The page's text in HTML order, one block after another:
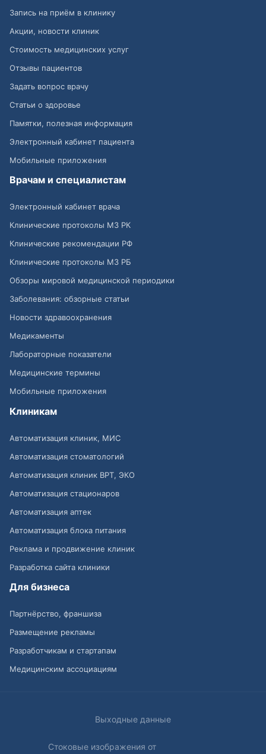
Запись на приём в клинику
Акции, новости клиник
Стоимость медицинских услуг
Отзывы пациентов
Задать вопрос врачу
Статьи о здоровье
Памятки, полезная информация
Электронный кабинет пациента
Мобильные приложения
Врачам и специалистам
Электронный кабинет врача
Клинические протоколы МЗ РК
Клинические рекомендации РФ
Клинические протоколы МЗ РБ
Обзоры мировой медицинской периодики
Заболевания: обзорные статьи
Новости здравоохранения
Медикаменты
Лабораторные показатели
Медицинские термины
Мобильные приложения
Клиникам
Автоматизация клиник, МИС
Автоматизация стоматологий
Автоматизация клиник ВРТ, ЭКО
Автоматизация стационаров
Автоматизация аптек
Автоматизация блока питания
Реклама и продвижение клиник
Разработка сайта клиники
Для бизнеса
Партнёрство, франшиза
Размещение рекламы
Разработчикам и стартапам
Медицинским ассоциациям
Выходные данные
Стоковые изображения от